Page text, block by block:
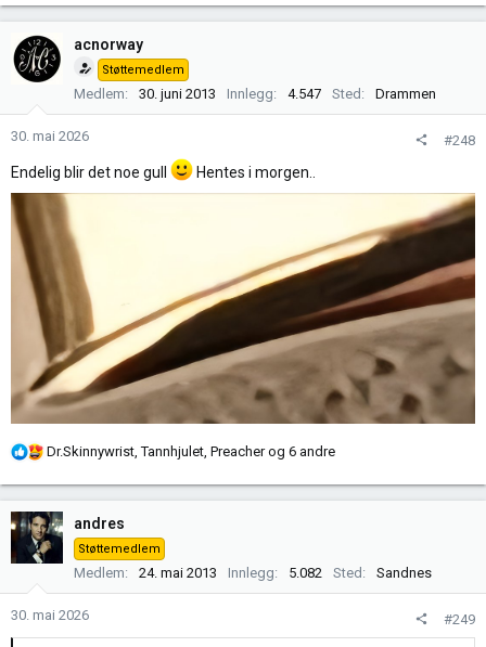
k
s
j
e
r
acnorway
Støttemedlem
Medlem 30. juni 2013 Innlegg 4.547 Sted Drammen
30. mai 2026 #248
Endelig blir det noe gull Hentes i morgen..
R
k
s
e
Dr.Skinnywrist,Tannhjulet, Preacherog 6 andre
andres
Støttemedlem
Medlem 24. mai 2013 Innlegg 5.082 Sted Sandnes
30. mai 2026 #249